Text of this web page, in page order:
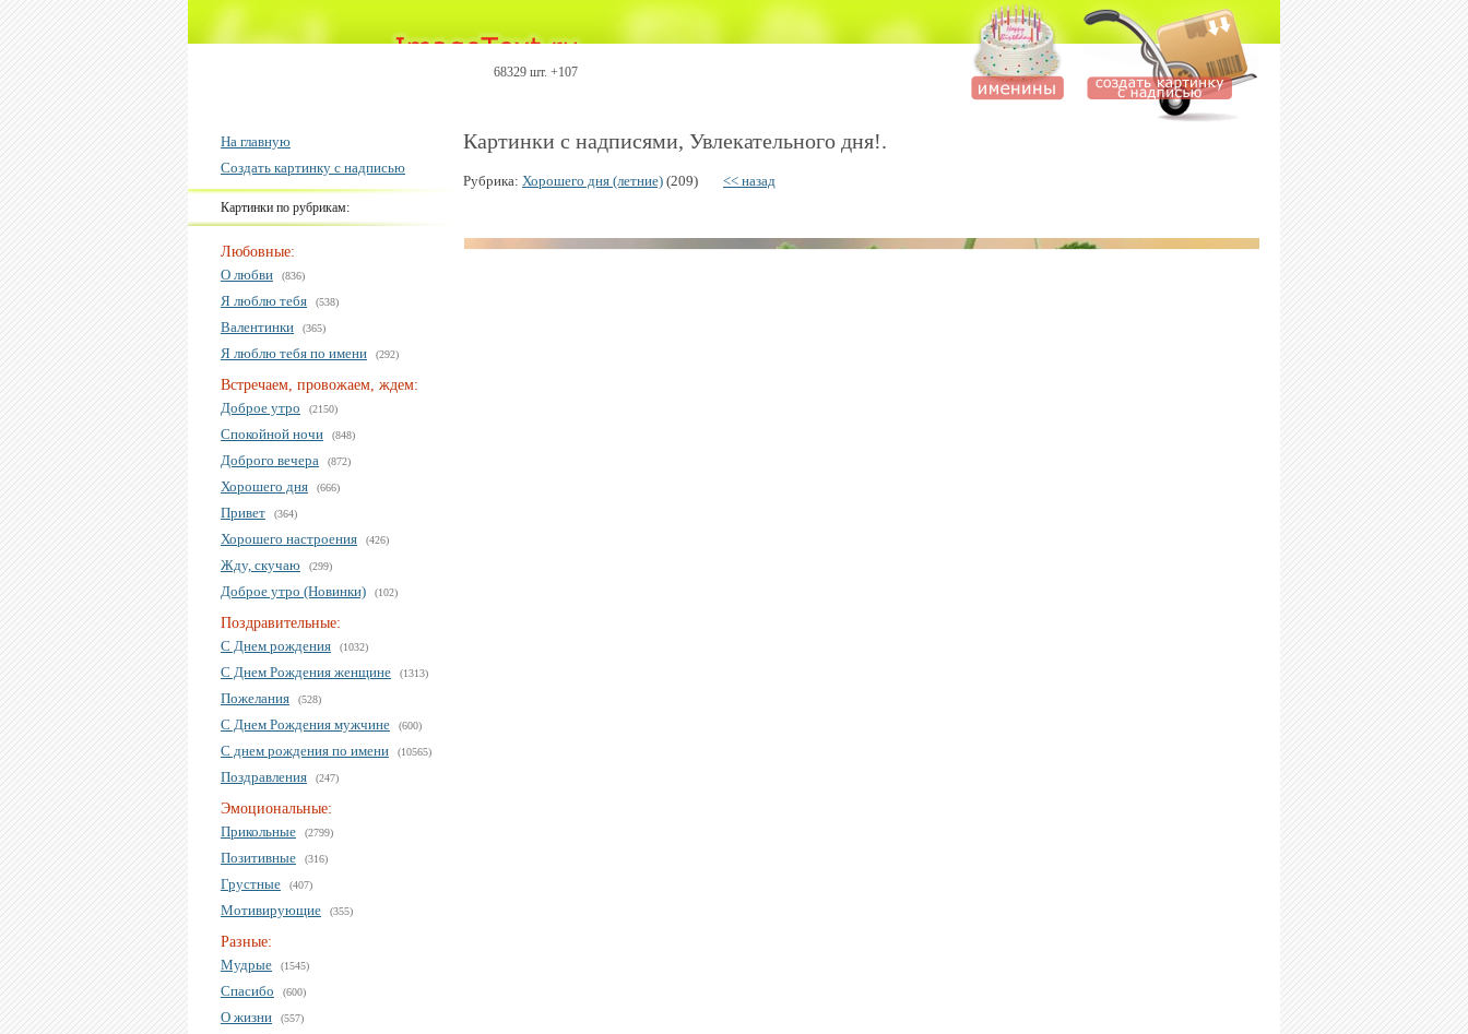
68329 шт. +107
На главную
Создать картинку с надписью
Картинки по рубрикам:
Любовные:
О любви
(836)
Я люблю тебя (538)
Валентинки (365)
Я люблю тебя по имени (292)
Встречаем, провожаем, ждем:
Доброе утро
(2150)
Спокойной ночи (848)
Доброго вечера (872)
Хорошего дня (666)
Привет (364)
Хорошего настроения (426)
Жду, скучаю (299)
Доброе утро (Новинки) (102)
Поздравительные:
С Днем рождения
(1032)
С Днем Рождения женщине (1313)
Пожелания (528)
С Днем Рождения мужчине (600)
С днем рождения по имени (10565)
Поздравления (247)
Эмоциональные:
Прикольные
(2799)
Позитивные (316)
Грустные (407)
Мотивирующие (355)
Разные:
Мудрые
(1545)
Спасибо (600)
О жизни (557)
Картинки с надписями, Увлекательного дня!.
Рубрика: Хорошего дня (летние) (209) << назад